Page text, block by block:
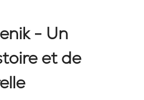
- Un
et de